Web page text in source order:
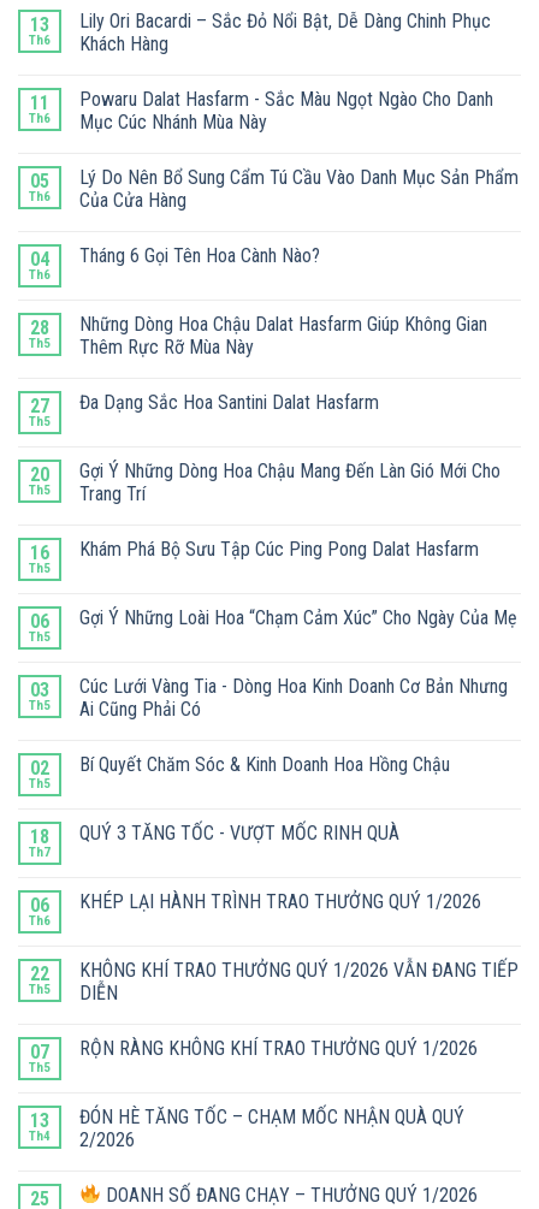
13
Th6
Lily Ori Bacardi – Sắc Đỏ Nổi Bật, Dễ Dàng Chinh Phục
Khách Hàng
11
Th6
Powaru Dalat Hasfarm - Sắc Màu Ngọt Ngào Cho Danh
Mục Cúc Nhánh Mùa Này
05
Th6
Lý Do Nên Bổ Sung Cẩm Tú Cầu Vào Danh Mục Sản Phẩm
Của Cửa Hàng
04
Th6
Tháng 6 Gọi Tên Hoa Cành Nào?
28
Th5
Những Dòng Hoa Chậu Dalat Hasfarm Giúp Không Gian
Thêm Rực Rỡ Mùa Này
27
Th5
Đa Dạng Sắc Hoa Santini Dalat Hasfarm
20
Th5
Gợi Ý Những Dòng Hoa Chậu Mang Đến Làn Gió Mới Cho
Trang Trí
16
Th5
Khám Phá Bộ Sưu Tập Cúc Ping Pong Dalat Hasfarm
06
Th5
Gợi Ý Những Loài Hoa “Chạm Cảm Xúc” Cho Ngày Của Mẹ
03
Th5
Cúc Lưới Vàng Tia - Dòng Hoa Kinh Doanh Cơ Bản Nhưng
Ai Cũng Phải Có
02
Th5
Bí Quyết Chăm Sóc & Kinh Doanh Hoa Hồng Chậu
18
Th7
QUÝ 3 TĂNG TỐC - VƯỢT MỐC RINH QUÀ
06
Th6
KHÉP LẠI HÀNH TRÌNH TRAO THƯỞNG QUÝ 1/2026
22
Th5
KHÔNG KHÍ TRAO THƯỞNG QUÝ 1/2026 VẪN ĐANG TIẾP
DIỄN
07
Th5
RỘN RÀNG KHÔNG KHÍ TRAO THƯỞNG QUÝ 1/2026
13
Th4
ĐÓN HÈ TĂNG TỐC – CHẠM MỐC NHẬN QUÀ QUÝ
2/2026
25
DOANH SỐ ĐANG CHẠY – THƯỞNG QUÝ 1/2026